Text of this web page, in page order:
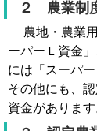
２ 農業制
農地・農業用
ーパーＬ資金
には「スーパ
その他にも、
資金があります